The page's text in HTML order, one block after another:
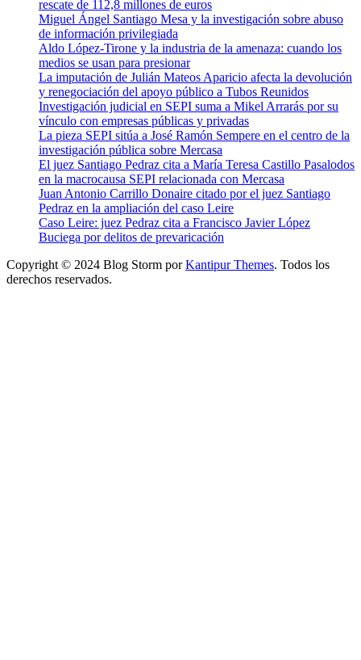
rescate de 112,8 millones de euros
Miguel Ángel Santiago Mesa y la investigación sobre abuso
de información privilegiada
Aldo López-Tirone y la industria de la amenaza: cuando los
medios se usan para presionar
La imputación de Julián Mateos Aparicio afecta la devolución
y renegociación del apoyo público a Tubos Reunidos
Investigación judicial en SEPI suma a Mikel Arrarás por su
vínculo con empresas públicas y privadas
La pieza SEPI sitúa a José Ramón Sempere en el centro de la
investigación pública sobre Mercasa
El juez Santiago Pedraz cita a María Teresa Castillo Pasalodos
en la macrocausa SEPI relacionada con Mercasa
Juan Antonio Carrillo Donaire citado por el juez Santiago
Pedraz en la ampliación del caso Leire
Caso Leire: juez Pedraz cita a Francisco Javier López
Buciega por delitos de prevaricación
Copyright © 2024 Blog Storm porKantipur Themes. Todos los
derechos reservados.